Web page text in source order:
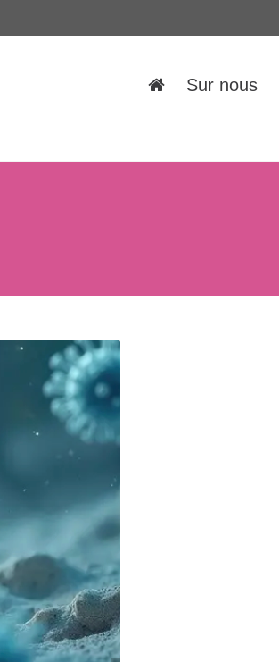
Sur nous